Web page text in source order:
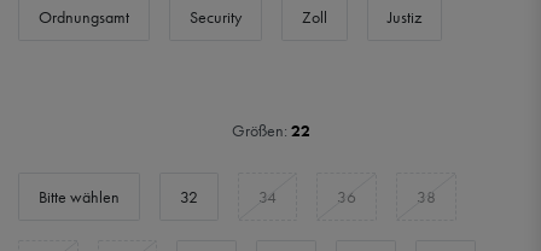
Ordnungsamt Security Zoll Justiz
Größen: 22
Bitte wählen 32 34 36 38